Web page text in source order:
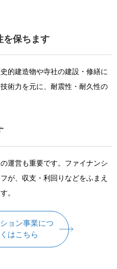
を保ちます
的建造物や寺社の建設・修繕に
術力を元に、耐震性・耐久性の
運営も重要です。ファイナンシ
が、収支・利回りなどをふまえ
。
ョン事業につ
はこちら